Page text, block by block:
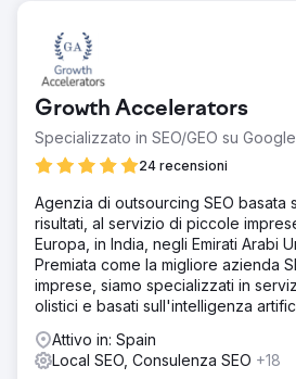
Growth Accelerators
Specializzato in SEO/GEO su
24 recensioni
Agenzia di outsourcing SEO basata
risultati, al servizio di piccole
Europa, in India, negli Emirati Arabi
Premiata come la migliore azienda
imprese, siamo specializzati in
olistici e basati sull'intelligenza
Attivo in: Spain
Local SEO, Consulenza SEO +18